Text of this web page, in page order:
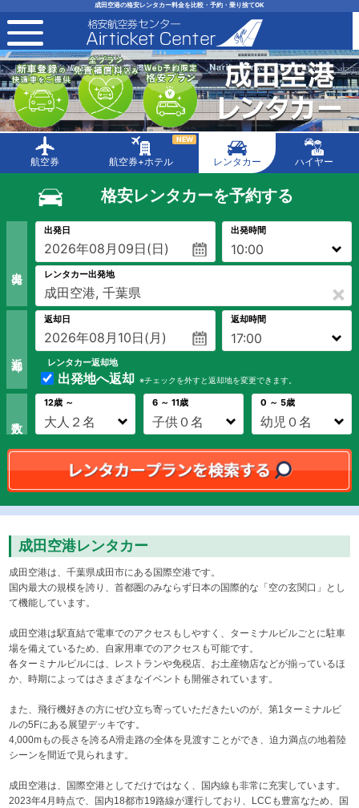
成田空港の格安レンタカー料金を比較・予約・乗り捨てOK
toggle navigation
航空券 航空券+ホテル
NEW
レンタカー ハイヤー
格安レンタカーを予約する
出発日 出発時間
レンタカー出発地
×
返却日 返却時間
レンタカー返却地
出発地へ返却 ※チェックを外すと返却地を変更できます。
12歳 ～ 6 ～ 11歳 0 ～ 5歳
成田空港レンタカー
成田空港は、千葉県成田市にある国際空港です。
国内最大の規模を誇り、首都圏のみならず日本の国際的な「空の玄関口」とし
て機能しています。
成田空港は駅直結で電車でのアクセスもしやすく、ターミナルビルごとに駐車
場を備えているため、自家用車でのアクセスも可能です。
各ターミナルビルには、レストランや免税店、お土産物店などが揃っているほ
か、時期によってはさまざまなイベントも開催されています。
また、飛行機好きの方にぜひ立ち寄っていただきたいのが、第1ターミナルビ
ルの5Fにある展望デッキです。
4,000mもの長さを誇るA滑走路の全体を見渡すことができ、迫力満点の地着陸
シーンを間近で見られます。
成田空港は、国際空港としてだけではなく、国内線も非常に充実しています。
2023年4月時点で、国内18都市19路線が運行しており、LCCも豊富なため、国